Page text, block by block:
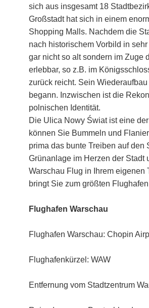
sich aus insgesamt 18
Großstadt hat sich in einem
Shopping Malls. Nachdem die
nach historischem Vorbild in
gar nicht so alt sondern im Zuge
erlebbar, so z.B. im
zurück reicht. Sein
begann. Inzwischen ist die
polnischen Identität.
Die Ulica Nowy Świat ist eine
können Sie Bummeln und
prima das bunte Treiben auf
Grünanlage im Herzen der Stadt
Warschau Flug in Ihrem eigenen
bringt Sie zum größten
Flughafen Warschau
Flughafen Warschau: Chopin
Flughafenkürzel: WAW
Entfernung vom Stadtzentrum